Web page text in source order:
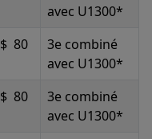
avec U1300*
$ 80
3e combiné
avec U1300*
$ 80
3e combiné
avec U1300*